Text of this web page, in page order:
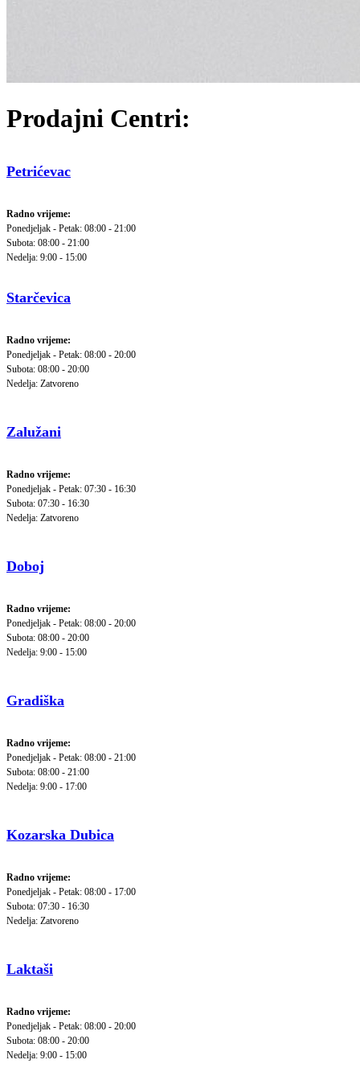
Prodajni Centri:
Petrićevac
Radno vrijeme:
Ponedjeljak - Petak: 08:00 - 21:00
Subota: 08:00 - 21:00
Nedelja: 9:00 - 15:00
Starčevica
Radno vrijeme:
Ponedjeljak - Petak: 08:00 - 20:00
Subota: 08:00 - 20:00
Nedelja: Zatvoreno
Zalužani
Radno vrijeme:
Ponedjeljak - Petak: 07:30 - 16:30
Subota: 07:30 - 16:30
Nedelja: Zatvoreno
Doboj
Radno vrijeme:
Ponedjeljak - Petak: 08:00 - 20:00
Subota: 08:00 - 20:00
Nedelja: 9:00 - 15:00
Gradiška
Radno vrijeme:
Ponedjeljak - Petak: 08:00 - 21:00
Subota: 08:00 - 21:00
Nedelja: 9:00 - 17:00
Kozarska Dubica
Radno vrijeme:
Ponedjeljak - Petak: 08:00 - 17:00
Subota: 07:30 - 16:30
Nedelja: Zatvoreno
Laktaši
Radno vrijeme:
Ponedjeljak - Petak: 08:00 - 20:00
Subota: 08:00 - 20:00
Nedelja: 9:00 - 15:00